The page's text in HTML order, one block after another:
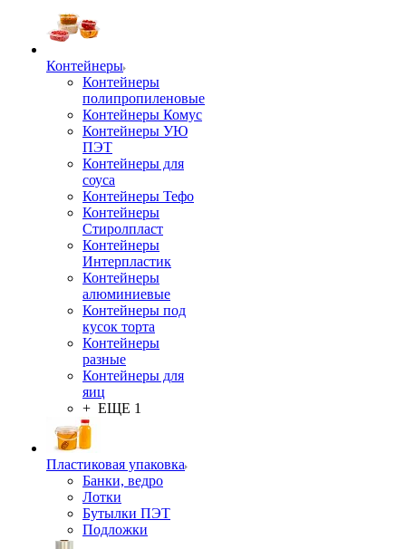
Контейнеры
Контейнеры
полипропиленовые
Контейнеры Комус
Контейнеры УЮ
ПЭТ
Контейнеры для
соуса
Контейнеры Тефо
Контейнеры
Стиролпласт
Контейнеры
Интерпластик
Контейнеры
алюминиевые
Контейнеры под
кусок торта
Контейнеры
разные
Контейнеры для
яиц
+ ЕЩЕ 1
Пластиковая упаковка
Банки, ведро
Лотки
Бутылки ПЭТ
Подложки